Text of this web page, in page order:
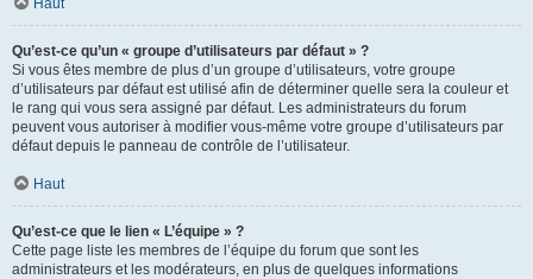
Haut
Qu’est-ce qu’un « groupe d’utilisateurs par défaut » ?
Si vous êtes membre de plus d’un groupe d’utilisateurs, votre groupe
d’utilisateurs par défaut est utilisé afin de déterminer quelle sera la couleur et
le rang qui vous sera assigné par défaut. Les administrateurs du forum
peuvent vous autoriser à modifier vous-même votre groupe d’utilisateurs par
défaut depuis le panneau de contrôle de l’utilisateur.
Haut
Qu’est-ce que le lien « L’équipe » ?
Cette page liste les membres de l’équipe du forum que sont les
administrateurs et les modérateurs, en plus de quelques informations